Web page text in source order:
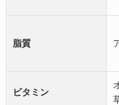
脂質
ビタミン